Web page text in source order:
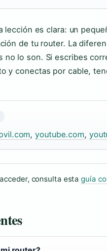
lección es clara: un
de tu router. La
no lo son. Si escribes
y conectas por cable,
,youtube.com,
consulta estaguía